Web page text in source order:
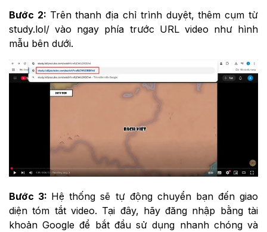
Bước 2: Trên thanh địa chỉ trình duyệt, thêm cụm từ
study.lol/ vào ngay phía trước URL video như hình
mẫu bên dưới.
Bước 3: Hệ thống sẽ tự động chuyển bạn đến giao
diện tóm tắt video. Tại đây, hãy đăng nhập bằng tài
khoản Google để bắt đầu sử dụng nhanh chóng và